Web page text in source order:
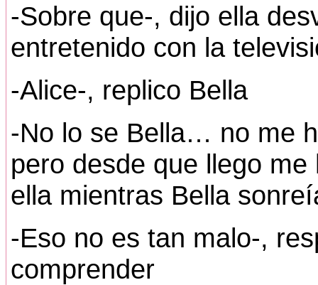
-Sobre que-, dijo ella
entretenido con la
-Alice-, replico Bella
-No lo se Bella… no me
pero desde que llego
ella mientras Bella
-Eso no es tan malo-,
comprender